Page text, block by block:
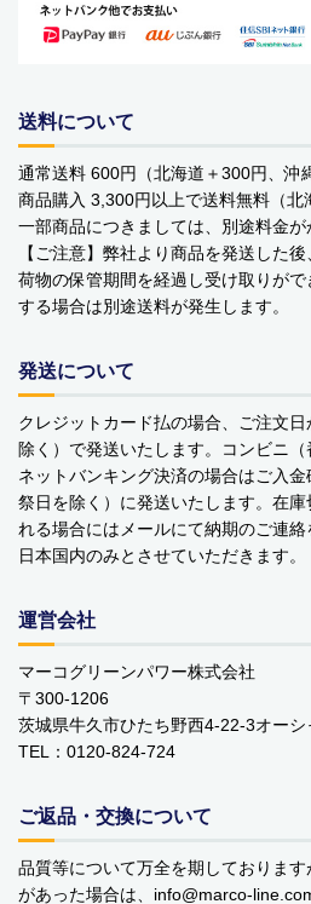
MESH ジュエリー
Bellini バッグ(イタリア)
alico バルサミコ酢
TEJAKULA 塩
YOPE
kusuguru Japan
noa family
MARNA マーナ
nailmatic
sonnet
橋本クロス
国際貿易 KB
価格から探す
送料について
通常送料 600円（北海道＋300円、沖
商品購入 3,300円以上で送料無料（北
一部商品につきましては、別途料金が
【ご注意】弊社より商品を発送した
荷物の保管期間を経過し受け取りが
する場合は別途送料が発生します。
発送について
クレジットカード払の場合、ご注文
除く）で発送いたします。コンビニ（
ネットバンキング決済の場合はご入
祭日を除く）に発送いたします。在
れる場合にはメールにて納期のご連
日本国内のみとさせていただきます。
運営会社
マーコグリーンパワー株式会社
〒300-1206
茨城県牛久市ひたち野西4-22-3オーシ
TEL：0120-824-724
ご返品・交換について
品質等について万全を期しておりま
があった場合は、info
marco-